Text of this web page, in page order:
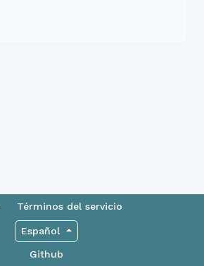
Términos del servicio
Español
Github